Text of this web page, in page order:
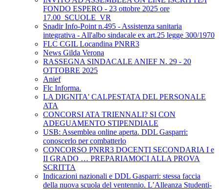
FONDO ESPERO - 23 ottobre 2025 ore
17.00_SCUOLE_VR
Snadir Info-Point n.495 - Assistenza sanitaria
integrativa - All'albo sindacale ex art.25 legge 300/1970
FLC CGIL Locandina PNRR3
News Gilda Verona
RASSEGNA SINDACALE ANIEF N. 29 - 20
OTTOBRE 2025
Anief
Flc Informa.
LA DIGNITA' CALPESTATA DEL PERSONALE
ATA
CONCORSI ATA TRIENNALI? SI CON
ADEGUAMENTO STIPENDIALE
USB: Assemblea online aperta. DDL Gasparri:
conoscerlo per combatterlo
CONCORSO PNRR3 DOCENTI SECONDARIA I e
II GRADO … PREPARIAMOCI ALLA PROVA
SCRITTA
Indicazioni nazionali e DDL Gasparri: stessa faccia
della nuova scuola del ventennio. L’Alleanza Studenti-